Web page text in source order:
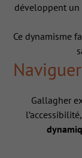
développent un
Ce dynamisme
Gallagher